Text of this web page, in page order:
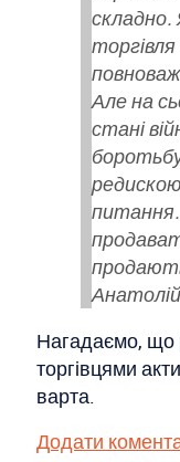
Але на
стані
Нагадаємо, що
торгівцями
варта.
Додати